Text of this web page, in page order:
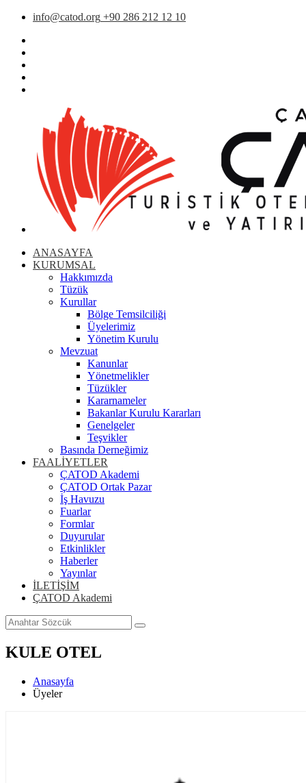
info@catod.org +90 286 212 12 10
ANASAYFA
KURUMSAL
Hakkımızda
Tüzük
Kurullar
Bölge Temsilciliği
Üyelerimiz
Yönetim Kurulu
Mevzuat
Kanunlar
Yönetmelikler
Tüzükler
Kararnameler
Bakanlar Kurulu Kararları
Genelgeler
Teşvikler
Basında Derneğimiz
FAALİYETLER
ÇATOD Akademi
ÇATOD Ortak Pazar
İş Havuzu
Fuarlar
Formlar
Duyurular
Etkinlikler
Haberler
Yayınlar
İLETİŞİM
ÇATOD Akademi
KULE OTEL
Anasayfa
Üyeler